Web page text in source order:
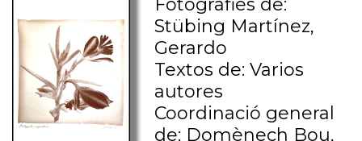
Fotografies de:
Stübing Martínez,
Gerardo
Textos de: Varios
autores
Coordinació general
de: Domènech Bou,